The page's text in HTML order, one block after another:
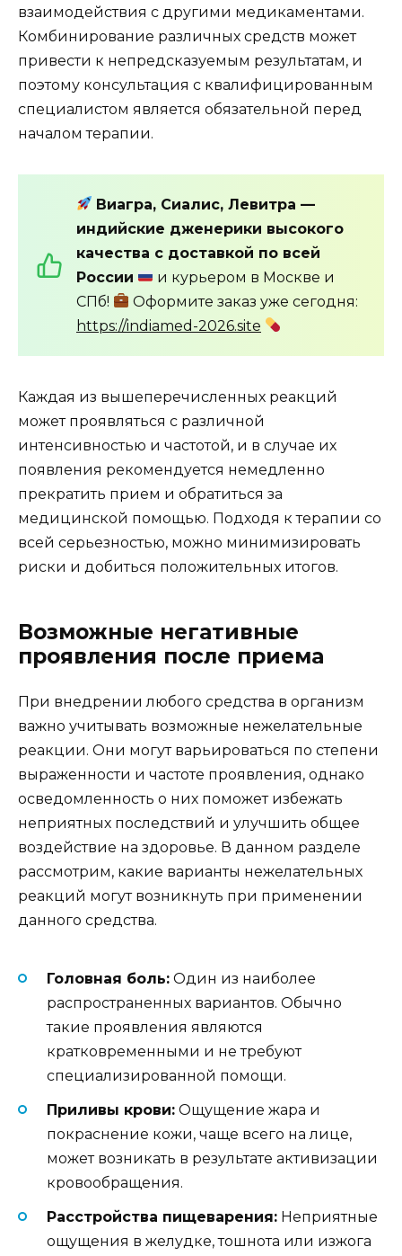
взаимодействия с другими медикаментами.
Комбинирование различных средств может
привести к непредсказуемым результатам, и
поэтому консультация с квалифицированным
специалистом является обязательной перед
началом терапии.
Виагра, Сиалис, Левитра —
индийские дженерики высокого
качества с доставкой по всей
России
и курьером в Москве и
СПб!
Оформите заказ уже сегодня:
https://indiamed-2026.site
Каждая из вышеперечисленных реакций
может проявляться с различной
интенсивностью и частотой, и в случае их
появления рекомендуется немедленно
прекратить прием и обратиться за
медицинской помощью. Подходя к терапии со
всей серьезностью, можно минимизировать
риски и добиться положительных итогов.
Возможные негативные
проявления после приема
При внедрении любого средства в организм
важно учитывать возможные нежелательные
реакции. Они могут варьироваться по степени
выраженности и частоте проявления, однако
осведомленность о них поможет избежать
неприятных последствий и улучшить общее
воздействие на здоровье. В данном разделе
рассмотрим, какие варианты нежелательных
реакций могут возникнуть при применении
данного средства.
Головная боль: Один из наиболее
распространенных вариантов. Обычно
такие проявления являются
кратковременными и не требуют
специализированной помощи.
Приливы крови: Ощущение жара и
покраснение кожи, чаще всего на лице,
может возникать в результате активизации
кровообращения.
Расстройства пищеварения: Неприятные
ощущения в желудке, тошнота или изжога